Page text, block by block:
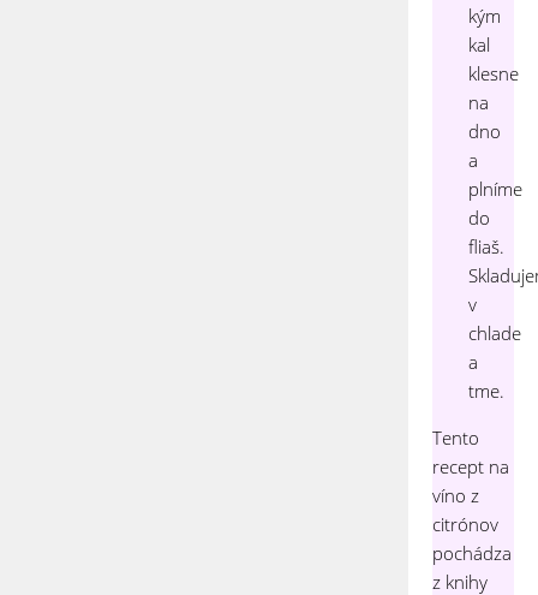
kým
kal
klesne
na
dno
a
plníme
do
fliaš.
v
chlade
a
tme.
Tento
recept na
víno z
citrónov
pochádza
z knihy